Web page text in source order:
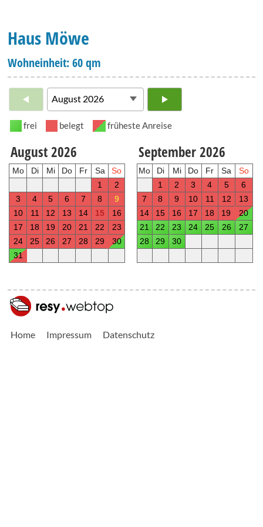
Haus Möwe
Wohneinheit: 60 qm
Home Impressum Datenschutz